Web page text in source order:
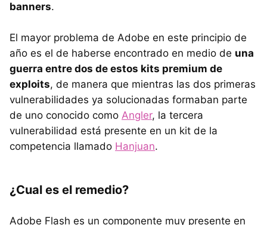
banners.
El mayor problema de Adobe en este principio de
año es el de haberse encontrado en medio de una
guerra entre dos de estos kits premium de
exploits, de manera que mientras las dos primeras
vulnerabilidades ya solucionadas formaban parte
de uno conocido como Angler, la tercera
vulnerabilidad está presente en un kit de la
competencia llamado Hanjuan.
¿Cual es el remedio?
Adobe Flash es un componente muy presente en